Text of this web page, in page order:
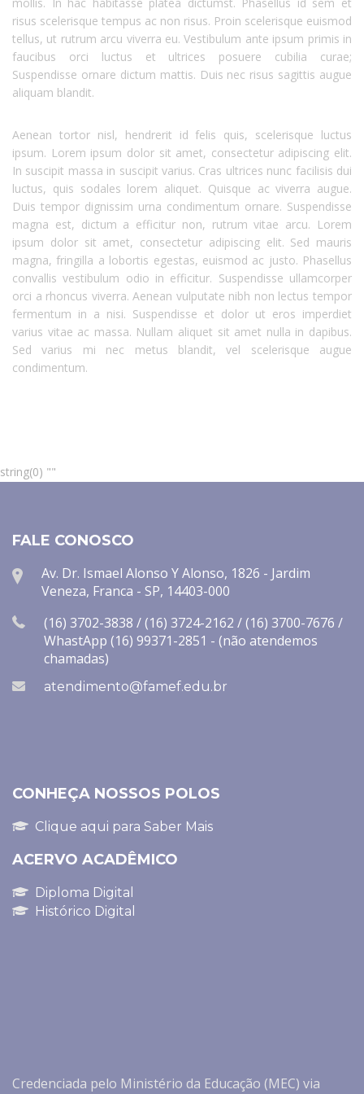
risus scelerisque tempus ac non risus. Proin scelerisque euismod
tellus, ut rutrum arcu viverra eu. Vestibulum ante ipsum primis in
faucibus orci luctus et ultrices posuere cubilia curae;
Suspendisse ornare dictum mattis. Duis nec risus sagittis augue
aliquam blandit.
Aenean tortor nisl, hendrerit id felis quis, scelerisque luctus
ipsum. Lorem ipsum dolor sit amet, consectetur adipiscing elit.
In suscipit massa in suscipit varius. Cras ultrices nunc facilisis dui
luctus, quis sodales lorem aliquet. Quisque ac viverra augue.
Duis tempor dignissim urna condimentum ornare. Suspendisse
magna est, dictum a efficitur non, rutrum vitae arcu. Lorem
ipsum dolor sit amet, consectetur adipiscing elit. Sed mauris
magna, fringilla a lobortis egestas, euismod ac justo. Phasellus
convallis vestibulum odio in efficitur. Suspendisse ullamcorper
orci a rhoncus viverra. Aenean vulputate nibh non lectus tempor
fermentum in a nisi. Suspendisse et dolor ut eros imperdiet
varius vitae ac massa. Nullam aliquet sit amet nulla in dapibus.
Sed varius mi nec metus blandit, vel scelerisque augue
condimentum.
FALE CONOSCO
Av. Dr. Ismael Alonso Y Alonso, 1826 - Jardim
Veneza, Franca - SP, 14403-000
(16) 3702-3838 / (16) 3724-2162 / (16) 3700-7676 /
WhastApp (16) 99371-2851 - (não atendemos
chamadas)
atendimento@famef.edu.br
CONHEÇA NOSSOS POLOS
Clique aqui para Saber Mais
ACERVO ACADÊMICO
Diploma Digital
Histórico Digital
Credenciada pelo Ministério da Educação (MEC) via
string(0) ""